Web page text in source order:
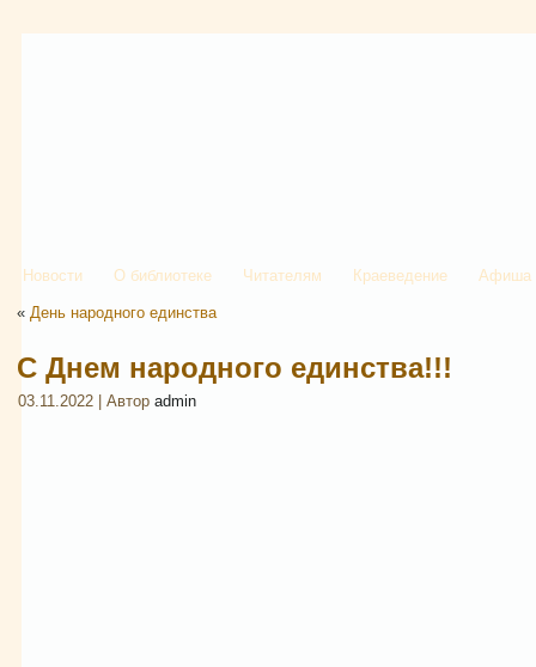
Новости О библиотеке Читателям Краеведение Афиша
« День народного единства
С Днем народного единства!!!
03.11.2022 | Автор admin